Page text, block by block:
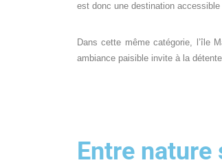
est donc une destination
Dans cette même catégorie, l’île
ambiance paisible invite à la
Entre